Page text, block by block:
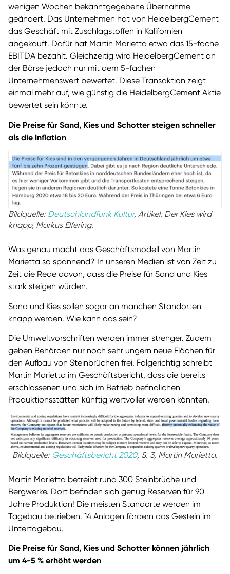
wenigen Wochen bekanntgegebene Übernahme
geändert. Das Unternehmen hat von HeidelbergCement
das Geschäft mit Zuschlagstoffen in Kalifornien
abgekauft. Dafür hat Martin Marietta etwa das 15-fache
EBITDA bezahlt. Gleichzeitig wird HeidelbergCement an
der Börse jedoch nur mit dem 5-fachen
Unternehmenswert bewertet. Diese Transaktion zeigt
einmal mehr auf, wie günstig die HeidelbergCement Aktie
bewertet sein könnte.
Die Preise für Sand, Kies und Schotter steigen schneller
als die Inflation
Bildquelle: Deutschlandfunk Kultur, Artikel: Der Kies wird
knapp, Markus Elfering.
Was genau macht das Geschäftsmodell von Martin
Marietta so spannend? In unseren Medien ist von Zeit zu
Zeit die Rede davon, dass die Preise für Sand und Kies
stark steigen würden.
Sand und Kies sollen sogar an manchen Standorten
knapp werden. Wie kann das sein?
Die Umweltvorschriften werden immer strenger. Zudem
geben Behörden nur noch sehr ungern neue Flächen für
den Aufbau von Steinbrüchen frei. Folgerichtig schreibt
Martin Marietta im Geschäftsbericht, dass die bereits
erschlossenen und sich im Betrieb befindlichen
Produktionsstätten künftig wertvoller werden könnten.
Bildquelle: Geschäftsbericht 2020, S. 3, Martin Marietta.
Martin Marietta betreibt rund 300 Steinbrüche und
Bergwerke. Dort befinden sich genug Reserven für 90
Jahre Produktion! Die meisten Standorte werden im
Tagebau betrieben. 14 Anlagen fördern das Gestein im
Untertagebau.
Die Preise für Sand, Kies und Schotter können jährlich
um 4-5 % erhöht werden